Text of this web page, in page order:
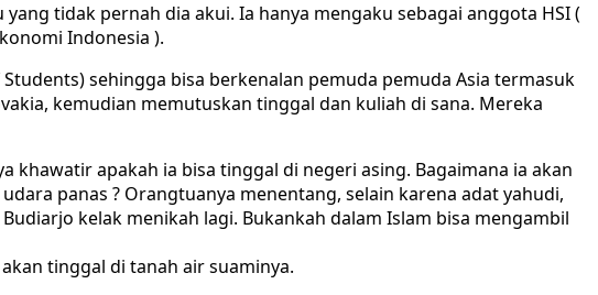
tidak pernah dia akui. Ia hanya mengaku sebagai anggota HSI (
Indonesia ).
sehingga bisa berkenalan pemuda pemuda Asia termasuk
kemudian memutuskan tinggal dan kuliah di sana. Mereka
khawatir apakah ia bisa tinggal di negeri asing. Bagaimana ia akan
panas ? Orangtuanya menentang, selain karena adat yahudi,
kelak menikah lagi. Bukankah dalam Islam bisa mengambil
tinggal di tanah air suaminya.